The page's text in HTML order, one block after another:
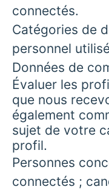
connectés.
Catégories de
personnel
Données de
Évaluer les
que nous
également
sujet de votre
profil.
Personnes
connectés ;